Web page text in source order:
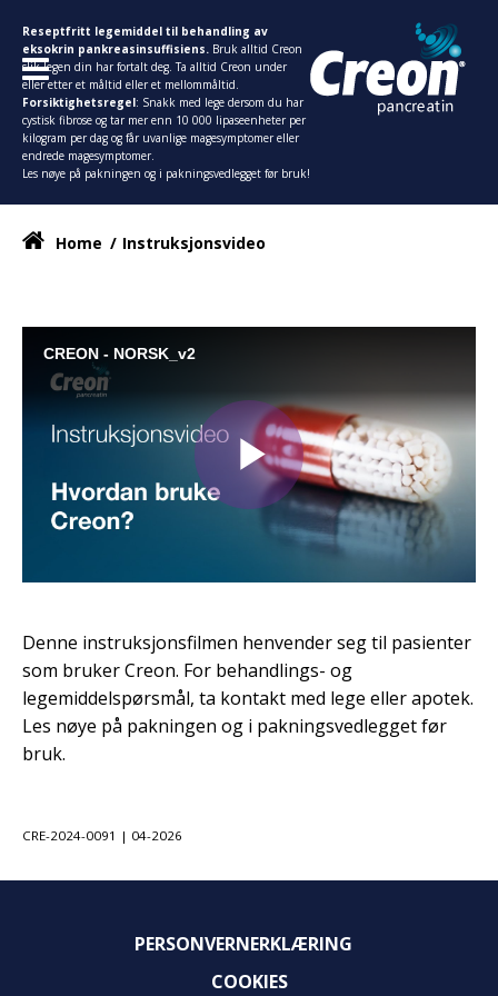
Reseptfritt legemiddel til behandling av
eksokrin pankreasinsuffisiens. Bruk alltid Creon
slik legen din har fortalt deg. Ta alltid Creon under
eller etter et måltid eller et mellommåltid.
Forsiktighetsregel: Snakk med lege dersom du har
cystisk fibrose og tar mer enn 10 000 lipaseenheter per
kilogram per dag og får uvanlige magesymptomer eller
endrede magesymptomer.
Les nøye på pakningen og i pakningsvedlegget før bruk!
Home Instruksjonsvideo
Denne instruksjonsfilmen henvender seg til pasienter
som bruker Creon. For behandlings- og
legemiddelspørsmål, ta kontakt med lege eller apotek.
Les nøye på pakningen og i pakningsvedlegget før
bruk.
CRE-2024-0091 | 04-2026
PERSONVERNERKLÆRING
COOKIES